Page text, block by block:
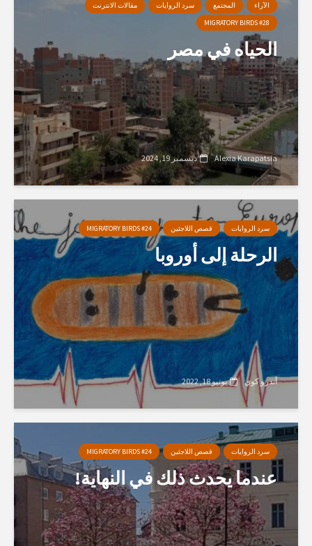
الآراء المجتمع سرد الروايات
مقالات الانترنت
MIGRATORY BIRDS #28
الحياه في مصر
Alexia Karapatsia ديسمبر 19, 2024
سرد الروايات قصص اللاجئين MIGRATORY BIRDS #24
الرحلة إلى أوروبا
أندرو كوي يونيو 18, 2022
سرد الروايات قصص اللاجئين MIGRATORY BIRDS #24
عندما يحدث ذلك في النهاية!